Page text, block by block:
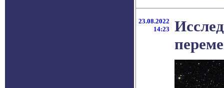
23.08.2022
14:23